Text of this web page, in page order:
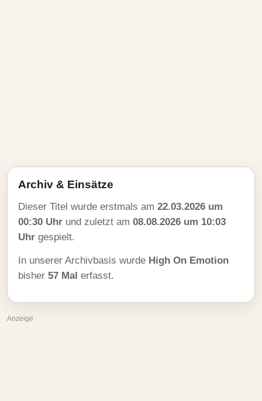
Archiv & Einsätze
Dieser Titel wurde erstmals am 22.03.2026 um
00:30 Uhr und zuletzt am 08.08.2026 um 10:03
Uhr gespielt.
In unserer Archivbasis wurde High On Emotion
bisher 57 Mal erfasst.
Anzeige